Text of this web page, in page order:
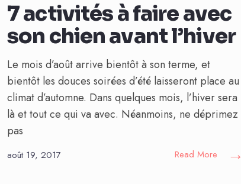
7 activités à faire avec
son chien avant l’hiver
Le mois d’août arrive bientôt à son terme, et
bientôt les douces soirées d’été laisseront place au
climat d’automne. Dans quelques mois, l’hiver sera
là et tout ce qui va avec. Néanmoins, ne déprimez
pas
août 19, 2017 Read More →